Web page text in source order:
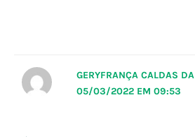
GERYFRANÇA CALDAS
05/03/2022 EM 09:53